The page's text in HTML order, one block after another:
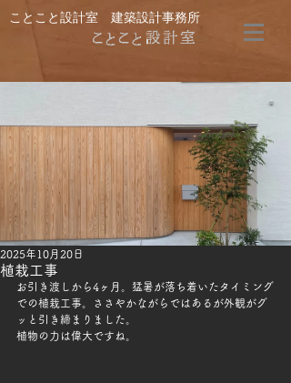
ことこと設計室 建築設計事務所
植栽工事
2025年10月20日
お引き渡しから4ヶ月。猛暑が落ち着いたタイミング
での植栽工事。ささやかながらではあるが外観がグ
ッと引き締まりました。
植物の力は偉大ですね。